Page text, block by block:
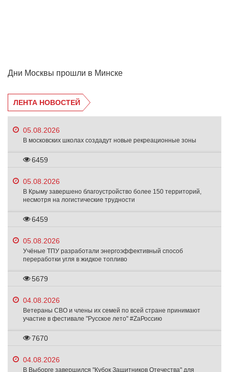
Дни Москвы прошли в Минске
ЛЕНТА НОВОСТЕЙ
05.08.2026
В московских школах создадут новые рекреационные зоны
6459
05.08.2026
В Крыму завершено благоустройство более 150 территорий,
несмотря на логистические трудности
6459
05.08.2026
Учёные ТПУ разработали энергоэффективный способ
переработки угля в жидкое топливо
5679
04.08.2026
Ветераны СВО и члены их семей по всей стране принимают
участие в фестивале "Русское лето" #ZaРоссию
7670
04.08.2026
В Выборге завершился "Кубок Защитников Отечества" для